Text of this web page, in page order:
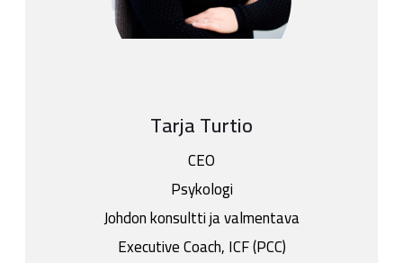
Tarja Turtio
CEO
Psykologi
Johdon konsultti ja valmentava
Executive Coach, ICF (PCC)